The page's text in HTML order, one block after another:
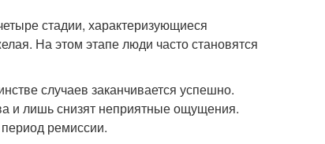
стадии, характеризующиеся
На этом этапе люди часто становятся
случаев заканчивается успешно.
и лишь снизят неприятные ощущения.
ремиссии.